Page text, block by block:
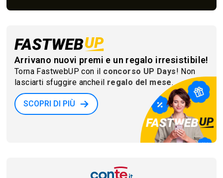
Arrivano nuovi premi e un regalo irresistibile!
Torna FastwebUP con il concorso UP Days! Non
lasciarti sfuggire ancheil regalo del mese.
SCOPRI DI PIÙ